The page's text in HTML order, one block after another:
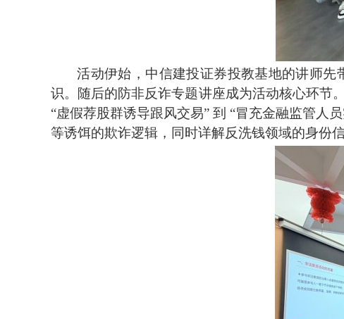
活动伊始，中信建投证券投教基地的讲师
识。随后的防非反诈专题讲座成为活动核心环节
“虚假荐股群诱导跟风交易” 到 “冒充金融监管人
等诱饵的欺诈逻辑，同时详解反洗钱领域的身份